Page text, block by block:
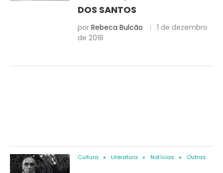
DOS SANTOS
por Rebeca Bulcão
1 de dezembro
de 2018
Cultura Literatura Notícias Outras